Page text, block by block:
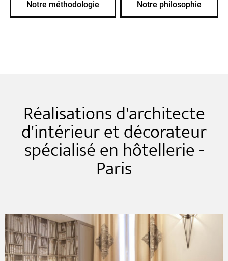
Notre méthodologie Notre philosophie
Réalisations d'architecte
d'intérieur et décorateur
spécialisé en hôtellerie -
Paris